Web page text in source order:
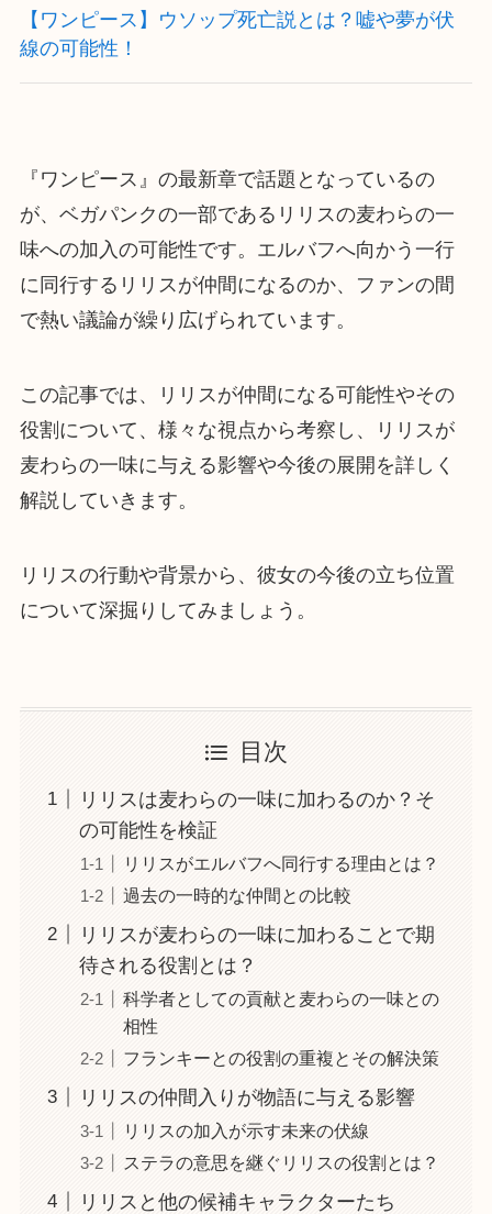
【ワンピース】ウソップ死亡説とは？嘘や夢が伏
線の可能性！
『ワンピース』の最新章で話題となっているの
が、ベガパンクの一部であるリリスの麦わらの一
味への加入の可能性です。エルバフへ向かう一行
に同行するリリスが仲間になるのか、ファンの間
で熱い議論が繰り広げられています。
この記事では、リリスが仲間になる可能性やその
役割について、様々な視点から考察し、リリスが
麦わらの一味に与える影響や今後の展開を詳しく
解説していきます。
リリスの行動や背景から、彼女の今後の立ち位置
について深掘りしてみましょう。
目次
リリスは麦わらの一味に加わるのか？そ
の可能性を検証
リリスがエルバフへ同行する理由とは？
過去の一時的な仲間との比較
リリスが麦わらの一味に加わることで期
待される役割とは？
科学者としての貢献と麦わらの一味との
相性
フランキーとの役割の重複とその解決策
リリスの仲間入りが物語に与える影響
リリスの加入が示す未来の伏線
ステラの意思を継ぐリリスの役割とは？
リリスと他の候補キャラクターたち